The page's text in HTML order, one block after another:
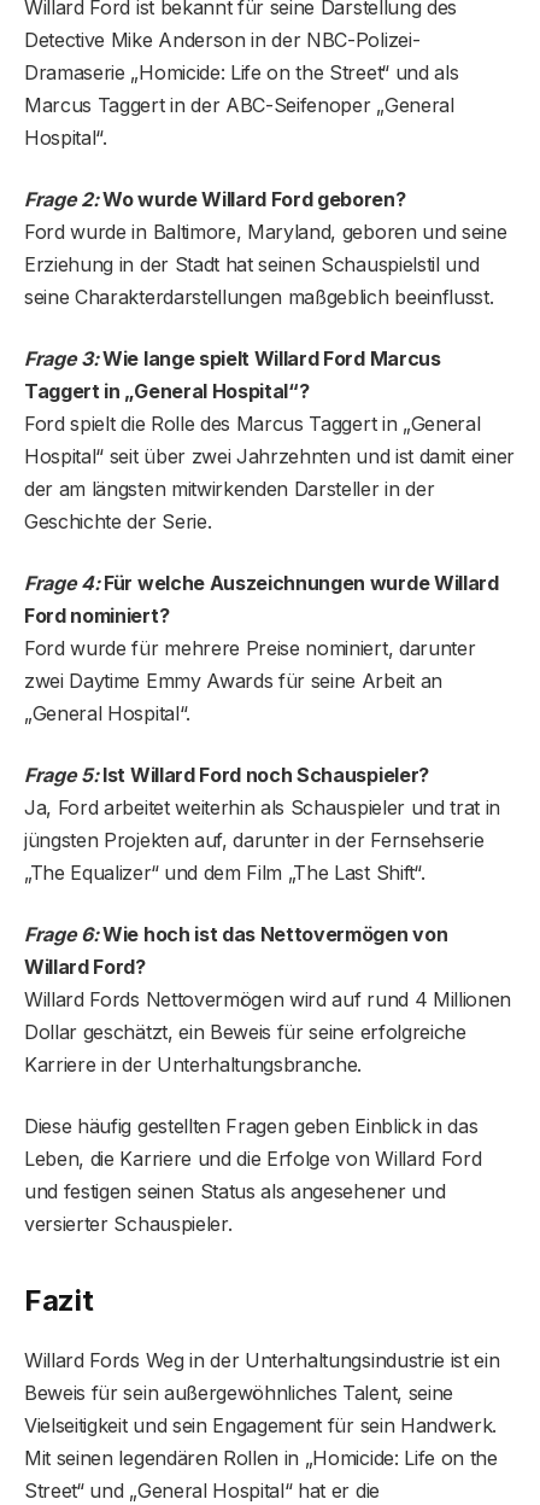
Willard Ford ist bekannt für seine Darstellung des
Detective Mike Anderson in der NBC-Polizei-
Dramaserie „Homicide: Life on the Street“ und als
Marcus Taggert in der ABC-Seifenoper „General
Hospital“.
Frage 2:Wo wurde Willard Ford geboren?
Ford wurde in Baltimore, Maryland, geboren und seine
Erziehung in der Stadt hat seinen Schauspielstil und
seine Charakterdarstellungen maßgeblich beeinflusst.
Frage 3:Wie lange spielt Willard Ford Marcus
Taggert in „General Hospital“?
Ford spielt die Rolle des Marcus Taggert in „General
Hospital“ seit über zwei Jahrzehnten und ist damit einer
der am längsten mitwirkenden Darsteller in der
Geschichte der Serie.
Frage 4:Für welche Auszeichnungen wurde Willard
Ford nominiert?
Ford wurde für mehrere Preise nominiert, darunter
zwei Daytime Emmy Awards für seine Arbeit an
„General Hospital“.
Frage 5:Ist Willard Ford noch Schauspieler?
Ja, Ford arbeitet weiterhin als Schauspieler und trat in
jüngsten Projekten auf, darunter in der Fernsehserie
„The Equalizer“ und dem Film „The Last Shift“.
Frage 6:Wie hoch ist das Nettovermögen von
Willard Ford?
Willard Fords Nettovermögen wird auf rund 4 Millionen
Dollar geschätzt, ein Beweis für seine erfolgreiche
Karriere in der Unterhaltungsbranche.
Diese häufig gestellten Fragen geben Einblick in das
Leben, die Karriere und die Erfolge von Willard Ford
und festigen seinen Status als angesehener und
versierter Schauspieler.
Fazit
Willard Fords Weg in der Unterhaltungsindustrie ist ein
Beweis für sein außergewöhnliches Talent, seine
Vielseitigkeit und sein Engagement für sein Handwerk.
Mit seinen legendären Rollen in „Homicide: Life on the
Street“ und „General Hospital“ hat er die